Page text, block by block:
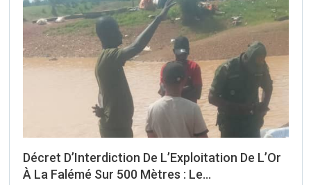
Décret D’Interdiction De L’Exploitation De L’Or
À La Falémé Sur 500 Mètres : Le…